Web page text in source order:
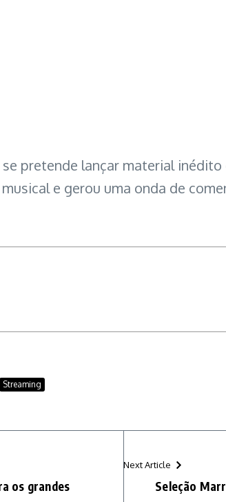
pretende lançar material
e gerou uma onda de
Streaming
os grandes
Next Article
Seleção